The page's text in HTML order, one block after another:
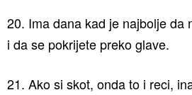
20. Ima dana kad je najbolje da
i da se pokrijete preko glave.
21. Ako si skot, onda to i reci,